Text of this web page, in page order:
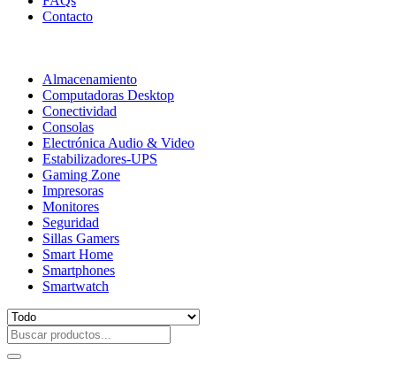
Contacto
Almacenamiento
Computadoras Desktop
Conectividad
Consolas
Electrónica Audio & Video
Estabilizadores-UPS
Gaming Zone
Impresoras
Monitores
Seguridad
Sillas Gamers
Smart Home
Smartphones
Smartwatch